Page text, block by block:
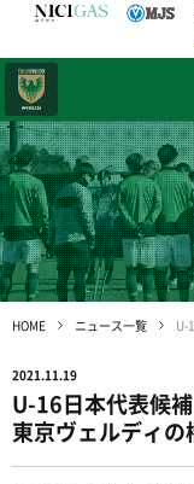
HOME ニュース一覧
2021.11.19
U-16日本代表候
東京ヴェルディ